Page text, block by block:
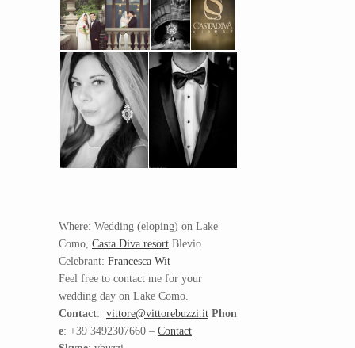
Where: Wedding (eloping) on Lake
Como, Casta Diva resort Blevio
Celebrant: Francesca Wit
Feel free to contact me for your
wedding day on Lake Como.
Contact: vittore@vittorebuzzi.it Phon
e: +39 3492307660 – Contact